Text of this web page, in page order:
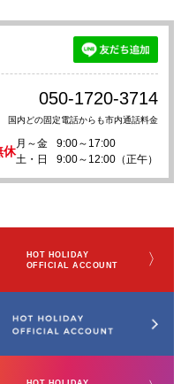
050-1720-3714
国内どの固定電話からも市内通話料金
休
月～金
9:00～17:00
土・日
9:00～12:00（正午）
HOT HOLIDAY
OFFICIAL ACCOUNT
〉